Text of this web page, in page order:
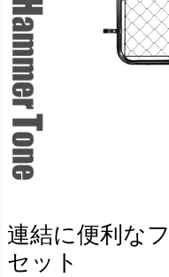
連結に便利な
セット